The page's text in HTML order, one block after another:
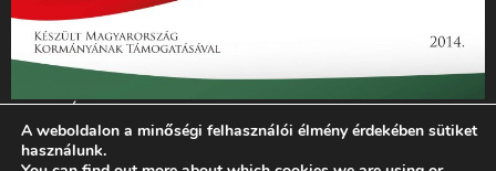
„Az Új Ember katolikus hetilap 2014. évi működésének
támogatását az EGYH-KCP-14-P-0121 sz. támogatási
szerződés keretében 3 000 000 Ft összegben támogatta az
A weboldalon a minőségi felhasználói élmény érdekében sütiket
használunk.